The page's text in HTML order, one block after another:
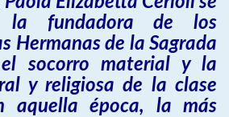
la fundadora de los
Hermanas de la Sagrada
socorro material y la
y religiosa de la clase
aquella época, la más